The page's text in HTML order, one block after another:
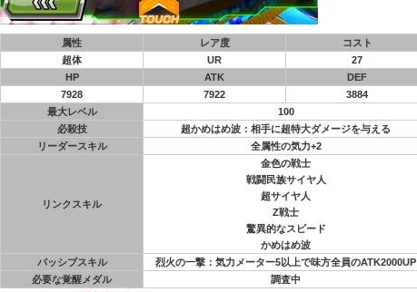
属性 レア度
コスト
超体
UR
27
HP
ATK
DEF
7928
7922
3884
最大レベル
100
必殺技
超かめはめ波：相手に超特大ダメージを与える
リーダースキル
全属性の気力+2
リンクスキル
金色の戦士
戦闘民族サイヤ人
超サイヤ人
Z戦士
驚異的なスピード
かめはめ波
パッシブスキル
烈火の一撃：気力メーター5以上で味方全員のATK2000UP
必要な覚醒メダル
調査中